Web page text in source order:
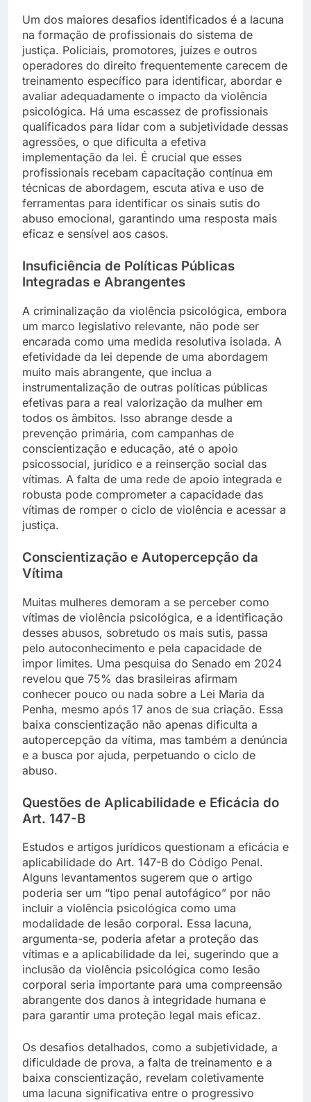
Um dos maiores desafios identificados é a lacuna
na formação de profissionais do sistema de
justiça. Policiais, promotores, juízes e outros
operadores do direito frequentemente carecem de
treinamento específico para identificar, abordar e
avaliar adequadamente o impacto da violência
psicológica. Há uma escassez de profissionais
qualificados para lidar com a subjetividade dessas
agressões, o que dificulta a efetiva
implementação da lei. É crucial que esses
profissionais recebam capacitação contínua em
técnicas de abordagem, escuta ativa e uso de
ferramentas para identificar os sinais sutis do
abuso emocional, garantindo uma resposta mais
eficaz e sensível aos casos.
Insuficiência de Políticas Públicas
Integradas e Abrangentes
A criminalização da violência psicológica, embora
um marco legislativo relevante, não pode ser
encarada como uma medida resolutiva isolada. A
efetividade da lei depende de uma abordagem
muito mais abrangente, que inclua a
instrumentalização de outras políticas públicas
efetivas para a real valorização da mulher em
todos os âmbitos. Isso abrange desde a
prevenção primária, com campanhas de
conscientização e educação, até o apoio
psicossocial, jurídico e a reinserção social das
vítimas. A falta de uma rede de apoio integrada e
robusta pode comprometer a capacidade das
vítimas de romper o ciclo de violência e acessar a
justiça.
Conscientização e Autopercepção da
Vítima
Muitas mulheres demoram a se perceber como
vítimas de violência psicológica, e a identificação
desses abusos, sobretudo os mais sutis, passa
pelo autoconhecimento e pela capacidade de
impor limites. Uma pesquisa do Senado em 2024
revelou que 75% das brasileiras afirmam
conhecer pouco ou nada sobre a Lei Maria da
Penha, mesmo após 17 anos de sua criação. Essa
baixa conscientização não apenas dificulta a
autopercepção da vítima, mas também a denúncia
e a busca por ajuda, perpetuando o ciclo de
abuso.
Questões de Aplicabilidade e Eficácia do
Art. 147-B
Estudos e artigos jurídicos questionam a eficácia e
aplicabilidade do Art. 147-B do Código Penal.
Alguns levantamentos sugerem que o artigo
poderia ser um “tipo penal autofágico” por não
incluir a violência psicológica como uma
modalidade de lesão corporal. Essa lacuna,
argumenta-se, poderia afetar a proteção das
vítimas e a aplicabilidade da lei, sugerindo que a
inclusão da violência psicológica como lesão
corporal seria importante para uma compreensão
abrangente dos danos à integridade humana e
para garantir uma proteção legal mais eficaz.
Os desafios detalhados, como a subjetividade, a
dificuldade de prova, a falta de treinamento e a
baixa conscientização, revelam coletivamente
uma lacuna significativa entre o progressivo